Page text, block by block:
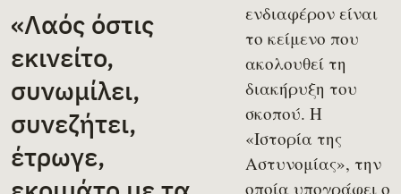
«Λαός όστις
εκινείτο,
συνωμίλει,
συνεζήτει,
έτρωγε,
ενδιαφέρον είναι
το κείμενο που
ακολουθεί τη
διακήρυξη του
σκοπού. Η
«Ιστορία της
Αστυνομίας», την
οποία υπογράφει ο